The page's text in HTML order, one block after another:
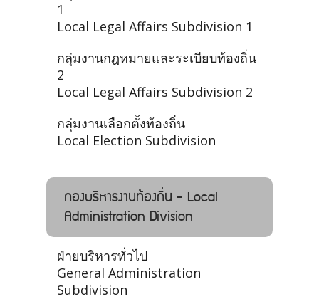
1
Local Legal Affairs Subdivision 1
กลุ่มงานกฎหมายและระเบียบท้องถิ่น
2
Local Legal Affairs Subdivision 2
กลุ่มงานเลือกตั้งท้องถิ่น
Local Election Subdivision
กองบริหารงานท้องถิ่น - Local
Administration Division
ฝ่ายบริหารทั่วไป
General Administration
Subdivision